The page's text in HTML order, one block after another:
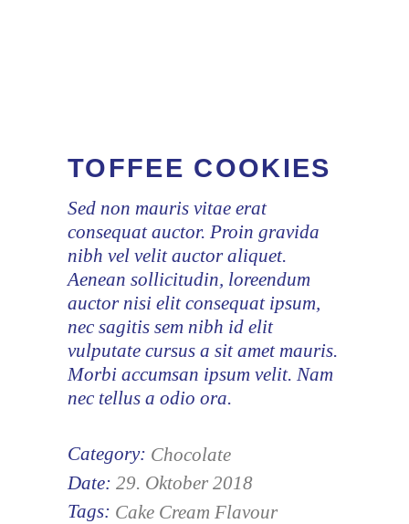
TOFFEE COOKIES
Sed non mauris vitae erat
consequat auctor. Proin gravida
nibh vel velit auctor aliquet.
Aenean sollicitudin, loreendum
auctor nisi elit consequat ipsum,
nec sagitis sem nibh id elit
vulputate cursus a sit amet mauris.
Morbi accumsan ipsum velit. Nam
nec tellus a odio ora.
Category: Chocolate
Date: 29. Oktober 2018
Tags: Cake Cream Flavour